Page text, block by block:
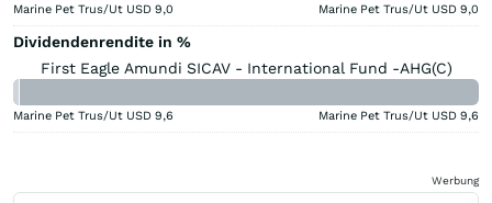
Marine Pet Trus/Ut USD 9,0 Marine Pet Trus/Ut USD 9,0
Dividendenrendite in %
First Eagle Amundi SICAV - International Fund -AHG(C)
Marine Pet Trus/Ut USD 9,6 Marine Pet Trus/Ut USD 9,6
Werbung